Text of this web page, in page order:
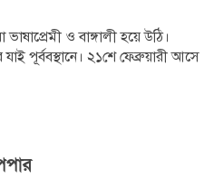
ও বাঙ্গালী হয়ে উঠি।
যাই পূর্ববস্থানে। ২১শে ফেব্রুয়ারী আসে